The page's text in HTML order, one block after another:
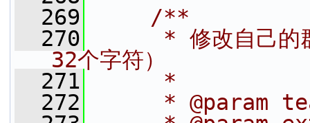
  269
    /**
  270
* 修改自己的
32个字符）
  271
     *
  272
* @param